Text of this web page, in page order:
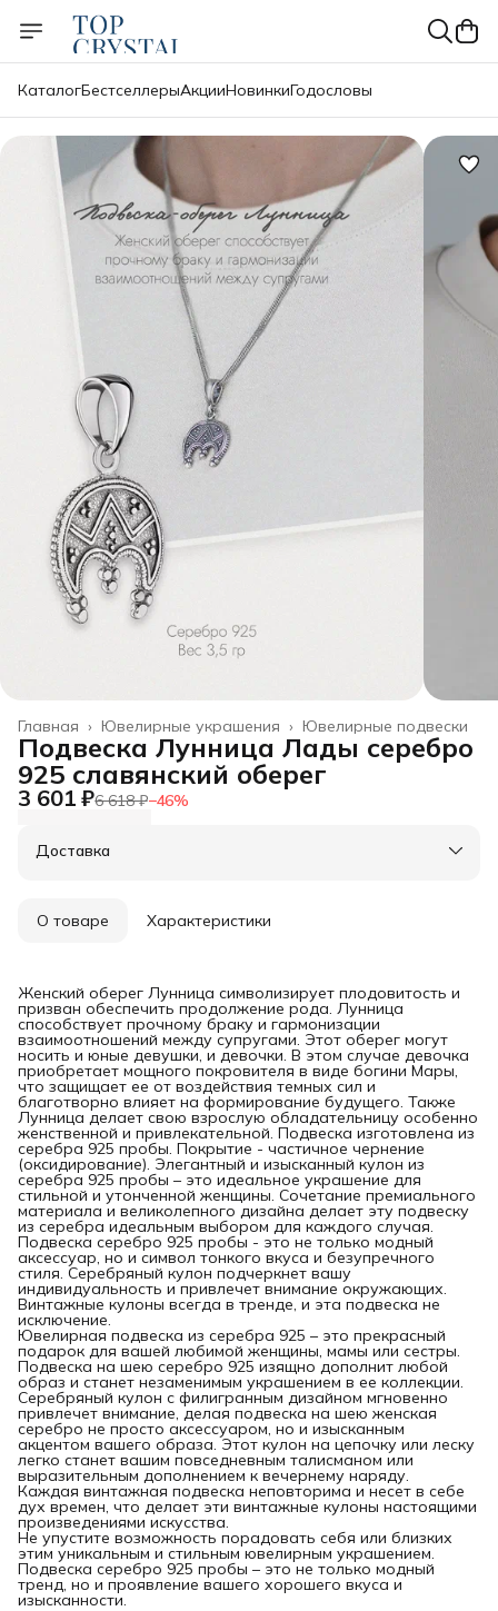
КаталогБестселлерыАкцииНовинкиГодословы
Ювелирные подвески
Ювелирные украшения ›
Главная ›
Подвеска Лунница Лады серебро
925 славянский оберег
3 601 ₽6 618 ₽−46%
Доставка
О товаре Характеристики
Женский оберег Лунница символизирует плодовитость и
призван обеспечить продолжение рода. Лунница
способствует прочному браку и гармонизации
взаимоотношений между супругами. Этот оберег могут
носить и юные девушки, и девочки. В этом случае девочка
приобретает мощного покровителя в виде богини Мары,
что защищает ее от воздействия темных сил и
благотворно влияет на формирование будущего. Также
Лунница делает свою взрослую обладательницу особенно
женственной и привлекательной. Подвеска изготовлена из
серебра 925 пробы. Покрытие - частичное чернение
(оксидирование). Элегантный и изысканный кулон из
серебра 925 пробы – это идеальное украшение для
стильной и утонченной женщины. Сочетание премиального
материала и великолепного дизайна делает эту подвеску
из серебра идеальным выбором для каждого случая.
Подвеска серебро 925 пробы - это не только модный
аксессуар, но и символ тонкого вкуса и безупречного
стиля. Серебряный кулон подчеркнет вашу
индивидуальность и привлечет внимание окружающих.
Винтажные кулоны всегда в тренде, и эта подвеска не
исключение.
Ювелирная подвеска из серебра 925 – это прекрасный
подарок для вашей любимой женщины, мамы или сестры.
Подвеска на шею серебро 925 изящно дополнит любой
образ и станет незаменимым украшением в ее коллекции.
Серебряный кулон с филигранным дизайном мгновенно
привлечет внимание, делая подвеска на шею женская
серебро не просто аксессуаром, но и изысканным
акцентом вашего образа. Этот кулон на цепочку или леску
легко станет вашим повседневным талисманом или
выразительным дополнением к вечернему наряду.
Каждая винтажная подвеска неповторима и несет в себе
дух времен, что делает эти винтажные кулоны настоящими
произведениями искусства.
Не упустите возможность порадовать себя или близких
этим уникальным и стильным ювелирным украшением.
Подвеска серебро 925 пробы – это не только модный
тренд, но и проявление вашего хорошего вкуса и
изысканности.